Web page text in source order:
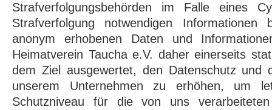
Strafverfolgungsbehörden im Falle eines
Strafverfolgung notwendigen Informationen
anonym erhobenen Daten und
Heimatverein Taucha e.V. daher einerseits
dem Ziel ausgewertet, den Datenschutz und
unserem Unternehmen zu erhöhen, um
Schutzniveau für die von uns verarbeiteten